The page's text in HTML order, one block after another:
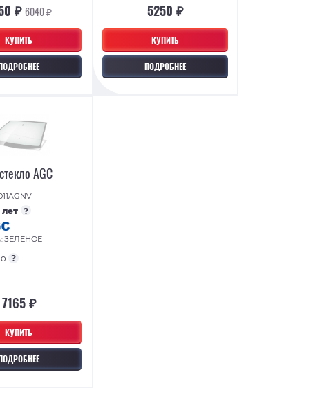
КУПИТЬ
₽6040 ₽
КУПИТЬ
ПОДРОБНЕЕ
5250 ₽
КУПИТЬ
AGC
лет ?
ЗЕЛЕНОЕ
?
7165 ₽